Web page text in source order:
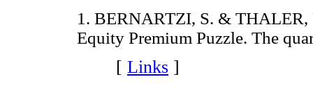
1. BERNARTZI, S. & THALER,
Equity Premium Puzzle. The
[ Links ]